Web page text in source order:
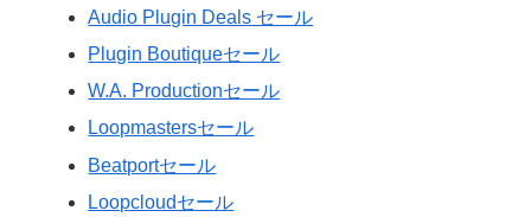
Audio Plugin Deals セール
Plugin Boutiqueセール
W.A. Productionセール
Loopmastersセール
Beatportセール
Loopcloudセール